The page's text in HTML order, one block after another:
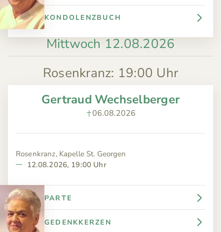
KONDOLENZBUCH
Mittwoch 12.08.2026
Rosenkranz: 19:00 Uhr
PARTE
GEDENKKERZEN
Gertraud Wechselberger
06.08.2026
Rosenkranz, Kapelle St. Georgen
12.08.2026, 19:00 Uhr